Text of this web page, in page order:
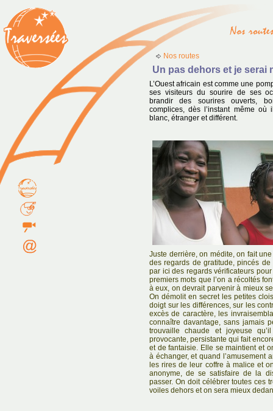
Nos routes
Un pas dehors et je serai
L’Ouest africain est comme une
ses visiteurs du sourire de ses
brandir des sourires ouverts,
complices, dès l’instant même où
blanc, étranger et différent.
Juste derrière, on médite, on fait
des regards de gratitude, pincés
par ici des regards vérificateurs
premiers mots que l’on a récoltés
à eux, on devrait parvenir à mieux
On démolit en secret les petites
doigt sur les différences, sur les
excès de caractère, les
connaître davantage, sans jamais
trouvaille chaude et joyeuse
provocante, persistante qui fait
et de fantaisie. Elle se maintient et
à échanger, et quand l’amusement
les rires de leur coffre à malice et
anonyme, de se satisfaire de la
passer. On doit célébrer toutes ces
voiles dehors et on sera mieux